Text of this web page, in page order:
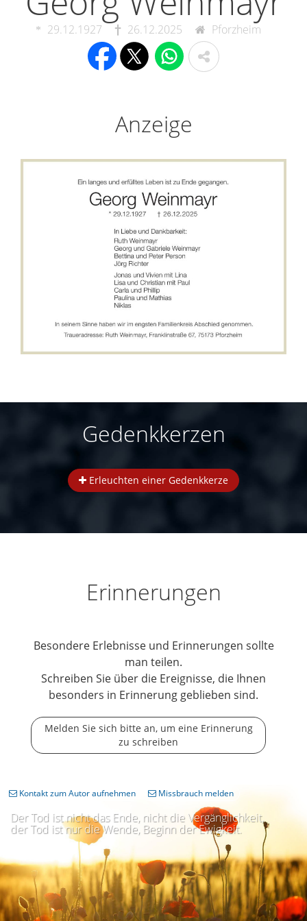
29.12.1927 26.12.2025 Pforzheim
Anzeige
Gedenkkerzen
Erleuchten einer Gedenkkerze
Erinnerungen
Besondere Erlebnisse und Erinnerungen sollte
man teilen.
Schreiben Sie über die Ereignisse, die Ihnen
besonders in Erinnerung geblieben sind.
Melden Sie sich bitte an, um eine Erinnerung
zu schreiben
Der Tod ist nicht das Ende, nicht die Vergänglichkeit,
der Tod ist nur die Wende, Beginn der Ewigkeit.
Kontakt zum Autor aufnehmen Missbrauch melden